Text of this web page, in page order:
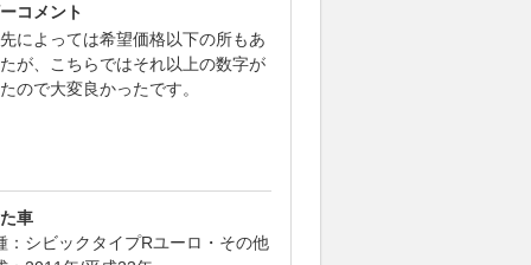
コメント
によっては希望価格以下の所もあ
が、こちらではそれ以上の数字が
ので大変良かったです。
車
：シビックタイプRユーロ・その他